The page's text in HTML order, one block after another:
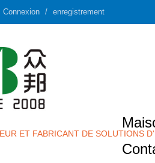
Connexion / enregistrement
ET FABRICANT DE SOLUTIONS